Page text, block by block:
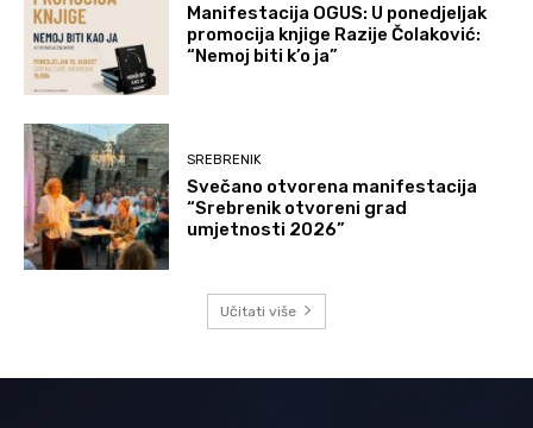
Manifestacija OGUS: U ponedjeljak
promocija knjige Razije Čolaković:
“Nemoj biti k’o ja”
SREBRENIK
Svečano otvorena manifestacija
“Srebrenik otvoreni grad
umjetnosti 2026”
Učitati više